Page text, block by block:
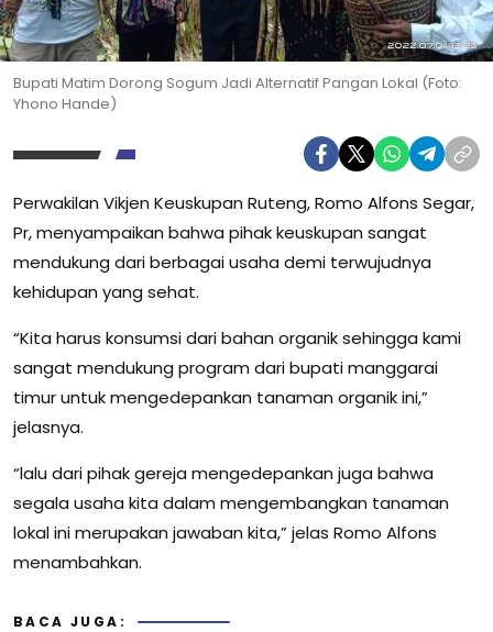
Bupati Matim Dorong Sogum Jadi Alternatif Pangan Lokal (Foto:
Yhono Hande)
Perwakilan Vikjen Keuskupan Ruteng, Romo Alfons Segar,
Pr, menyampaikan bahwa pihak keuskupan sangat
mendukung dari berbagai usaha demi terwujudnya
kehidupan yang sehat.
“Kita harus konsumsi dari bahan organik sehingga kami
sangat mendukung program dari bupati manggarai
timur untuk mengedepankan tanaman organik ini,”
jelasnya.
“lalu dari pihak gereja mengedepankan juga bahwa
segala usaha kita dalam mengembangkan tanaman
lokal ini merupakan jawaban kita,” jelas Romo Alfons
menambahkan.
BACA JUGA: